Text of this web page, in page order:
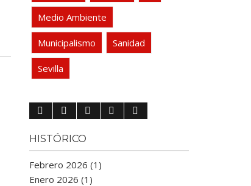
Medio Ambiente
Municipalismo Sanidad
Sevilla
HISTÓRICO
Febrero 2026 (1)
Enero 2026 (1)